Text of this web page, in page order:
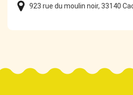
923 rue du moulin noir, 33140